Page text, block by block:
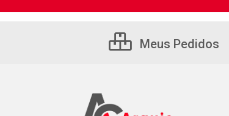
Meus Pedidos